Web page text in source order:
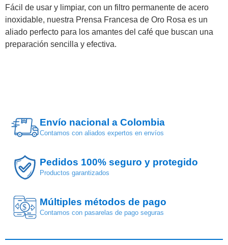
Fácil de usar y limpiar, con un filtro permanente de acero
inoxidable, nuestra Prensa Francesa de Oro Rosa es un
aliado perfecto para los amantes del café que buscan una
preparación sencilla y efectiva.
Envío nacional a Colombia
Contamos con aliados expertos en envíos
Pedidos 100% seguro y protegido
Productos garantizados
$ Múltiples métodos de pago
Contamos con pasarelas de pago seguras